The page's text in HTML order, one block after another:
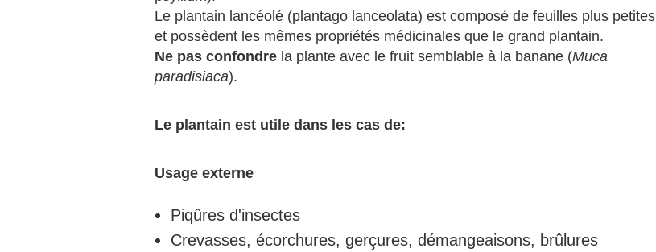
Le plantain lancéolé (plantago lanceolata) est composé de feuilles plus petites
et possèdent les mêmes propriétés médicinales que le grand plantain.
Ne pas confondre la plante avec le fruit semblable à la banane (Muca
paradisiaca).
Le plantain est utile dans les cas de:
Usage externe
Piqûres d'insectes
Crevasses, écorchures, gerçures, démangeaisons, brûlures